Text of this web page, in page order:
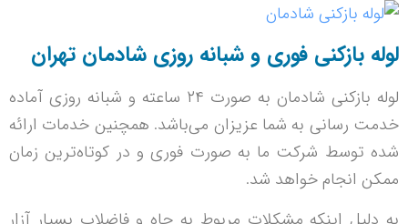
لوله بازکنی فوری و شبانه روزی شادمان تهران
لوله بازکنی شادمان به صورت ۲۴ ساعته و شبانه روزی آماده
خدمت رسانی به شما عزیزان می‌باشد. همچنین خدمات ارائه
شده توسط شرکت ما به صورت فوری و در کوتاه‌ترین زمان
ممکن انجام خواهد شد.